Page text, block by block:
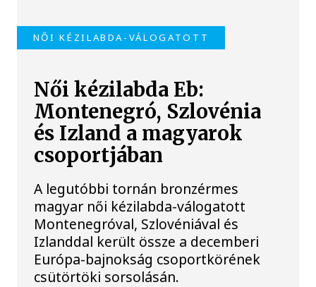
NŐI KÉZILABDA-VÁLOGATOTT
Női kézilabda Eb:
Montenegró, Szlovénia
és Izland a magyarok
csoportjában
A legutóbbi tornán bronzérmes
magyar női kézilabda-válogatott
Montenegróval, Szlovéniával és
Izlanddal került össze a decemberi
Európa-bajnokság csoportkörének
csütörtöki sorsolásán.